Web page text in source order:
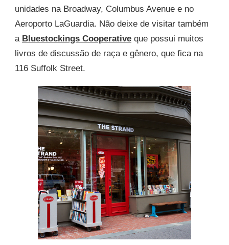
unidades na Broadway, Columbus Avenue e no
Aeroporto LaGuardia. Não deixe de visitar também
a Bluestockings Cooperative que possui muitos
livros de discussão de raça e gênero, que fica na
116 Suffolk Street.